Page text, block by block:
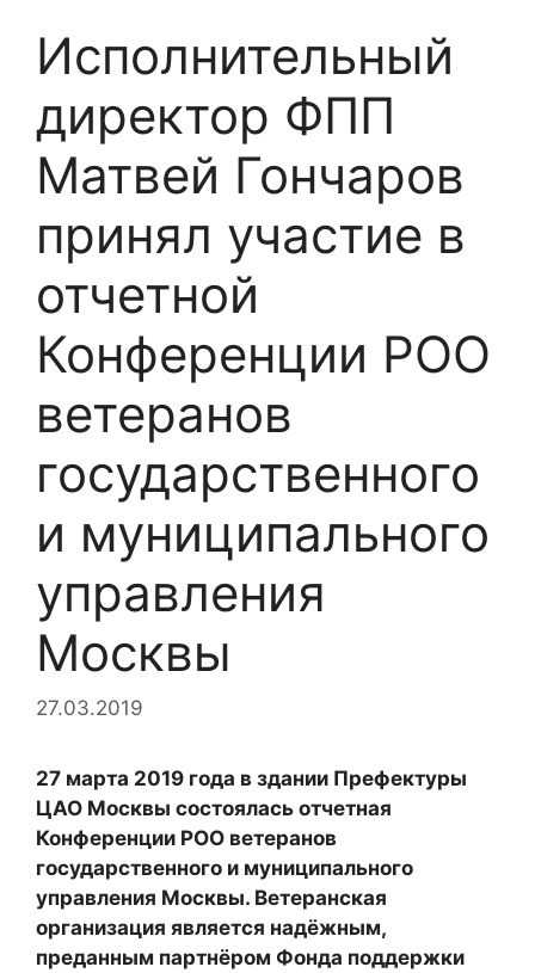
Исполнительный
директор ФПП
Матвей Гончаров
принял участие в
отчетной
Конференции РОО
ветеранов
государственного
и муниципального
управления
Москвы
27.03.2019
27 марта 2019 года в здании Префектуры
ЦАО Москвы состоялась отчетная
Конференции РОО ветеранов
государственного и муниципального
управления Москвы. Ветеранская
организация является надёжным,
преданным партнёром Фонда поддержки